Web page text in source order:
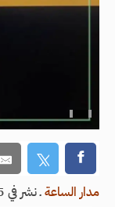
مدار الساعةـنشر في 2025/11/05 الساعة 13:59